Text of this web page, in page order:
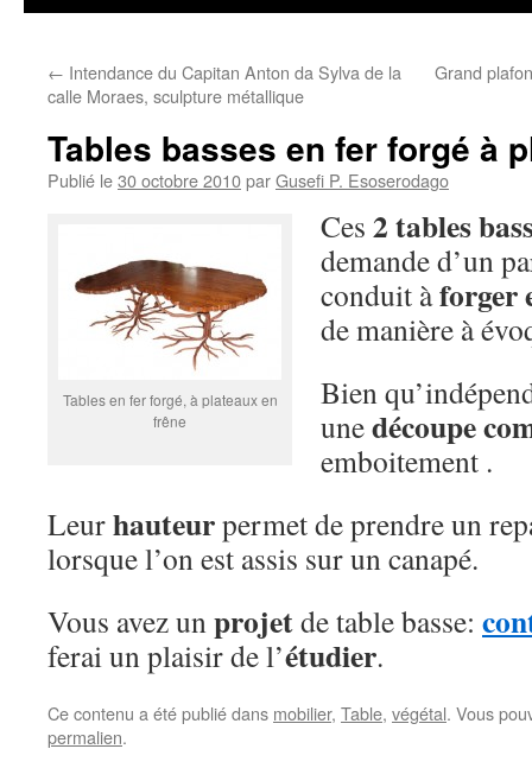
← Intendance du Capitan Anton da Sylva de la
calle Moraes, sculpture métallique
Grand
Tables basses en fer forgé à
Publié le30 octobre 2010parGusefi P. Esoserodago
Tables en fer forgé, à plateaux en
frêne
Ces 2 tables
demande d’un
conduit àforger
de manière à
Bien
unedécoupe
emboitement .
Leurhauteurpermet de prendre un
lorsque l’on est assis sur un canapé.
Vous avez unprojetde table basse:
ferai un plaisir de l’étudier.
Ce contenu a été publié dans mobilier, Table, végétal. Vous
permalien.